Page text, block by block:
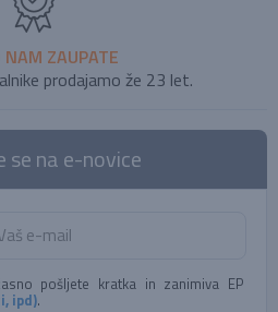
NAM ZAUPATE
prodajamo že 23 let.
se na e-novice
pošljete kratka in zanimiva EP
ipd).